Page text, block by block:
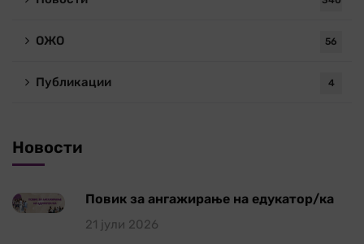
ОЖО 56
Публикации 4
Новости
Повик за ангажирање на едукатор/ка
21 јули 2026